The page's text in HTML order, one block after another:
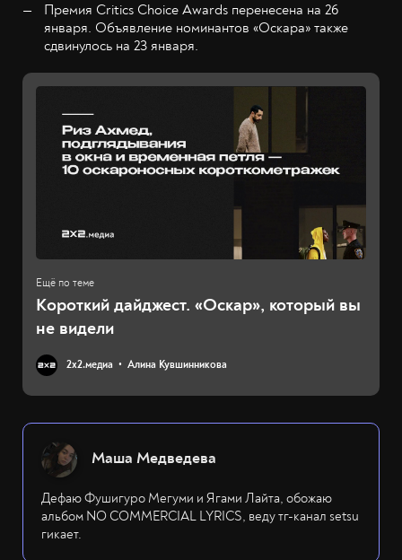
Премия Critics Choice Awards перенесена на 26
января. Объявление номинантов «Оскара» также
сдвинулось на 23 января.
Короткий дайджест. «Оскар», который вы
не видели
2х2.медиа Алина Кувшинникова
Маша Медведева
Дефаю Фушигуро Мегуми и Ягами Лайта, обожаю
альбом NO COMMERCIAL LYRICS, веду тг-канал setsu
гикает.